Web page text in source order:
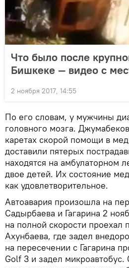
Что было после
Бишкеке — видео с
2 ноября 2017, 14:55
По его словам, у мужчины
головного мозга.
каретах скорой помощи в
доставили пятерых
находятся на амбулаторном
двое детей. Их состояние
как удовлетворительное.
Автоавария произошла на
Садырбаева и Гагарина 2
на полной скорости проехал
Ахунбаева, где задел
на пересечении с Гагарина
Golf 3 и задел микроавтобус.